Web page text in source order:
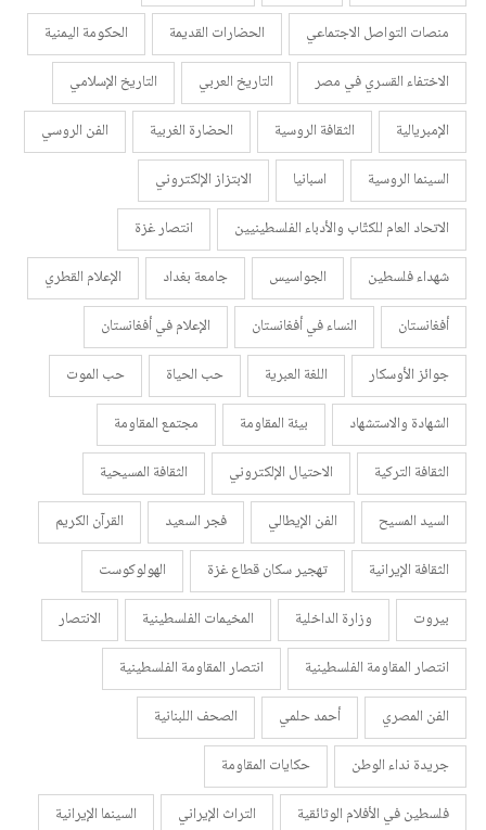
منصات التواصل الاجتماعي
الحضارات القديمة
الحكومة اليمنية
الاختفاء القسري في مصر
التاريخ العربي
التاريخ الإسلامي
الإمبريالية
الثقافة الروسية الحضارة الغربية
الفن الروسي
السينما الروسية
اسبانيا
الابتزاز الإلكتروني
الاتحاد العام للكتّاب والأدباء الفلسطينيين
انتصار غزة
شهداء فلسطين
الجواسيس جامعة بغداد
الإعلام القطري
أفغانستان
النساء في أفغانستان
الإعلام في أفغانستان
جوائز الأوسكار
اللغة العبرية حب الحياة
حب الموت
الشهادة والاستشهاد
بيئة المقاومة
مجتمع المقاومة
الثقافة التركية
الاحتيال الإلكتروني
الثقافة المسيحية
السيد المسيح
الفن الإيطالي فجر السعيد
القرآن الكريم
الثقافة الإيرانية
تهجير سكان قطاع غزة
الهولوكوست
بيروت
وزارة الداخلية المخيمات الفلسطينية
الانتصار
انتصار المقاومة الفلسطينية
انتصار المقاومة الفلسطينية
الفن المصري
أحمد حلمي
الصحف اللبنانية
جريدة نداء الوطن
حكايات المقاومة
فلسطين في الأفلام الوثائقية
التراث الإيراني
السينما الإيرانية